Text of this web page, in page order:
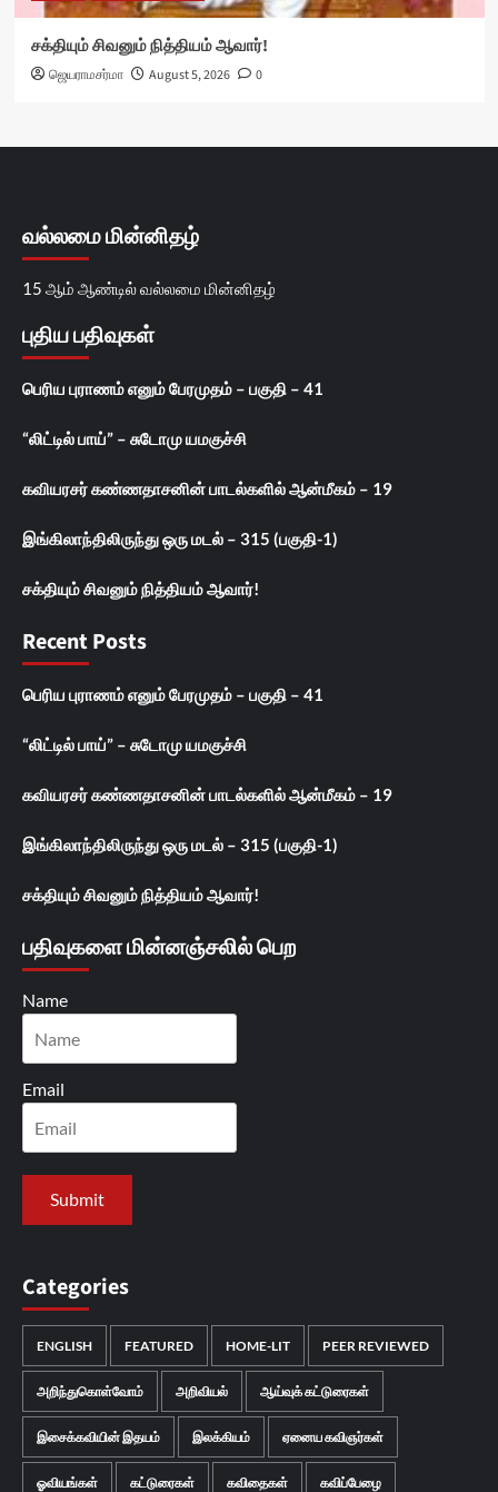
சக்தியும் சிவனும் நித்தியம் ஆவார்!
ஜெயராமசர்மா August 5, 2026 0
வல்லமை மின்னிதழ்
15 ஆம் ஆண்டில் வல்லமை மின்னிதழ்
புதிய பதிவுகள்
பெரிய புராணம் எனும் பேரமுதம் – பகுதி – 41
“லிட்டில் பாய்” – சுடோமு யமகுச்சி
கவியரசர் கண்ணதாசனின் பாடல்களில் ஆன்மீகம் – 19
இங்கிலாந்திலிருந்து ஒரு மடல் – 315 (பகுதி-1)
சக்தியும் சிவனும் நித்தியம் ஆவார்!
Recent Posts
பெரிய புராணம் எனும் பேரமுதம் – பகுதி – 41
“லிட்டில் பாய்” – சுடோமு யமகுச்சி
கவியரசர் கண்ணதாசனின் பாடல்களில் ஆன்மீகம் – 19
இங்கிலாந்திலிருந்து ஒரு மடல் – 315 (பகுதி-1)
சக்தியும் சிவனும் நித்தியம் ஆவார்!
பதிவுகளை மின்னஞ்சலில் பெற
Name
Email
Categories
ENGLISH FEATURED HOME-LIT PEER REVIEWED
அறிந்துகொள்வோம் அறிவியல் ஆய்வுக் கட்டுரைகள்
இசைக்கவியின் இதயம் இலக்கியம் ஏனைய கவிஞர்கள்
ஓவியங்கள் கட்டுரைகள் கவிதைகள் கவிப்பேழை